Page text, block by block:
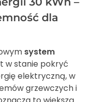
dla
system
w stanie pokryć
elektryczną, w
grzewczych i